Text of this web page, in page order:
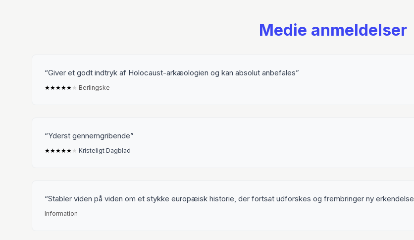
Medie anmeldelser
Giver et godt indtryk af Holocaust-arkæologien og kan absolut anbefales
★★★★★ ★ Berlingske
Yderst gennemgribende
★★★★★ ★ Kristeligt Dagblad
Stabler viden på viden om et stykke europæisk historie, der fortsat udforskes og frembringer ny erkendelse
Information